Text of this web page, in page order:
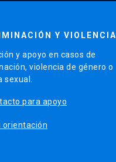
Y VIOLENCIA
y apoyo en casos de
violencia de género o
para apoyo
orientación